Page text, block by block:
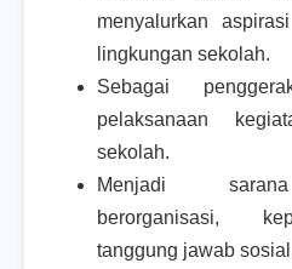
menyalurkan
lingkungan sekolah.
Sebagai
pelaksanaan
sekolah.
Menjadi
berorganisasi,
tanggung jawab